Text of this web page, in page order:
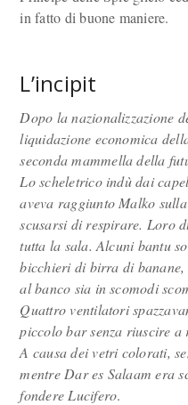
in fatto di buone maniere.
L’incipit
Dopo la nazionalizzazione
liquidazione economica
seconda mammella della
Lo scheletrico indù dai
aveva raggiunto Malko
scusarsi di respirare. Loro
tutta la sala. Alcuni bantu
bicchieri di birra di banane,
al banco sia in scomodi
Quattro ventilatori
piccolo bar senza riuscire a
A causa dei vetri colorati,
mentre Dar es Salaam era
fondere Lucifero.